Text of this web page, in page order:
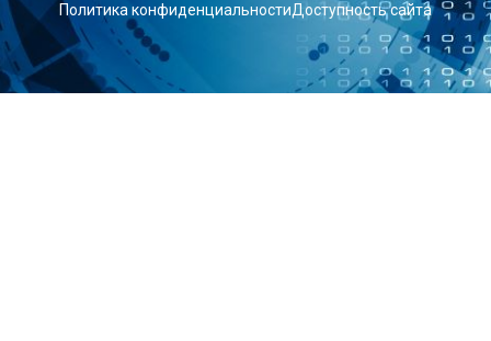
Политика конфиденциальностиДоступность сайта